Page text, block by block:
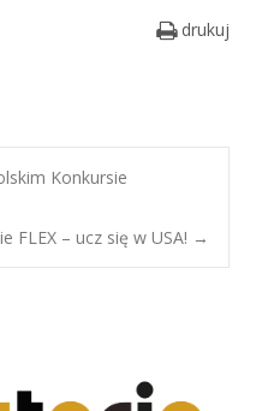
drukuj
Konkursie
FLEX – ucz się w USA! →